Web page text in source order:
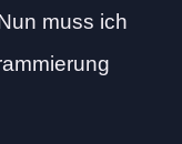
muss ich